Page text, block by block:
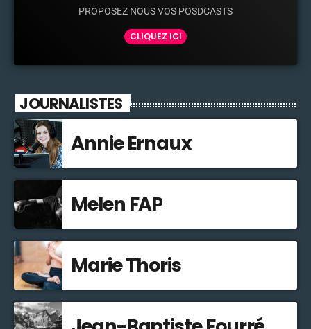
PROPOSEZ NOUS VOS POSDCASTS
CLIQUEZ ICI
JOURNALISTES
Annie Ernaux
Melen FAP
Marie Thoris